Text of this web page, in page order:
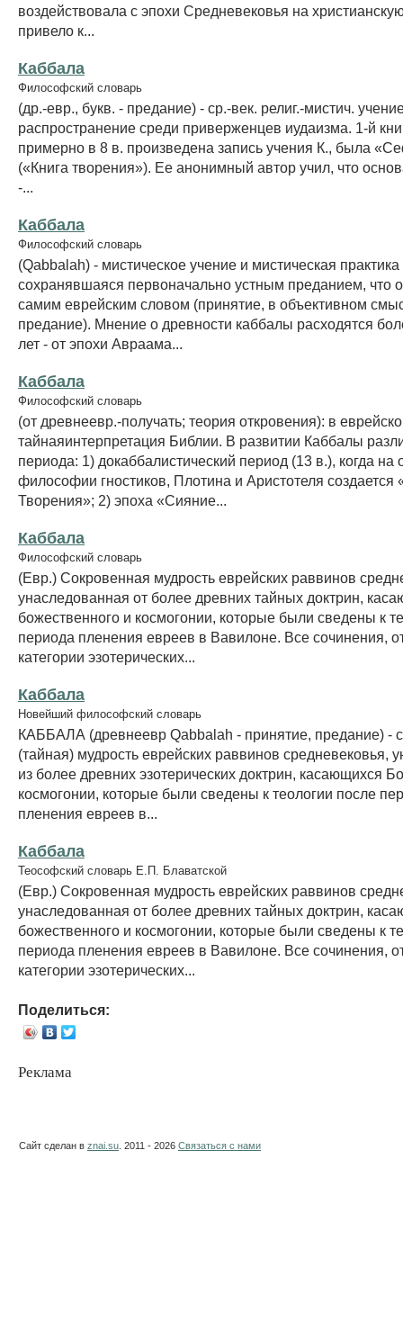
воздействовала с эпохи Средневековья на
привело к...
Каббала
Философский словарь
(др.-евр., букв. - предание) - ср.-век. религ.-мистич.
распространение среди приверженцев иудаизма. 1-й
примерно в 8 в. произведена запись учения К., была
(«Книга творения»). Ее анонимный автор учил, что
-...
Каббала
Философский словарь
(Qabbalah) - мистическое учение и мистическая
сохранявшаяся первоначально устным преданием, что
самим еврейским словом (принятие, в объективном
предание). Мнение о древности каббалы расходятся
лет - от эпохи Авраама...
Каббала
Философский словарь
(от древнеевр.-получать; теория откровения): в
тайнаяинтерпретация Библии. В развитии Каббалы
периода: 1) докаббалистический период (13 в.), когда на
философии гностиков, Плотина и Аристотеля создается
Творения»; 2) эпоха «Сияние...
Каббала
Философский словарь
(Евр.) Сокровенная мудрость еврейских раввинов
унаследованная от более древних тайных доктрин,
божественного и космогонии, которые были сведены к
периода пленения евреев в Вавилоне. Все сочинения,
категории эзотерических...
Каббала
Новейший философский словарь
КАББАЛА (древнеевр Qabbalah - принятие, предание) -
(тайная) мудрость еврейских раввинов средневековья,
из более древних эзотерических доктрин, касающихся
космогонии, которые были сведены к теологии после
пленения евреев в...
Каббала
Теософский словарь Е.П. Блаватской
(Евр.) Сокровенная мудрость еврейских раввинов
унаследованная от более древних тайных доктрин,
божественного и космогонии, которые были сведены к
периода пленения евреев в Вавилоне. Все сочинения,
категории эзотерических...
Поделиться:
Реклама
Сайт сделан в znai.su . 2011 - 2026 Связаться с нами